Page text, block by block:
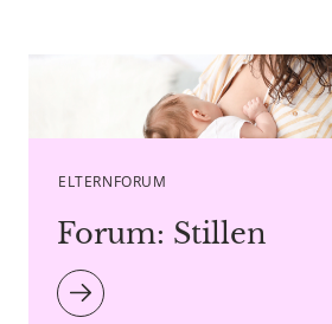
Caption Pixel-Shot - Copyright
ELTERNFORUM
Forum: Stillen